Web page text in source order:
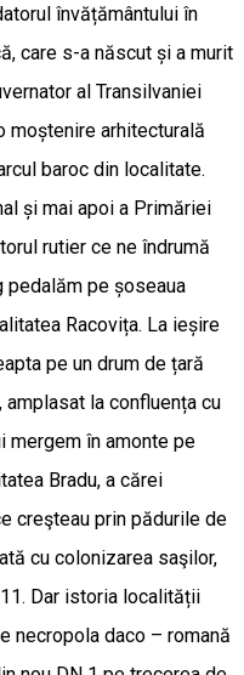
învățământului în
care s-a născut și a murit
al Transilvaniei
moștenire arhitecturală
baroc din localitate.
și mai apoi a Primăriei
rutier ce ne îndrumă
pedalăm pe șoseaua
Racovița. La ieșire
pe un drum de țară
amplasat la confluența cu
mergem în amonte pe
Bradu, a cărei
creşteau prin pădurile de
cu colonizarea saşilor,
Dar istoria localității
necropola daco – romană